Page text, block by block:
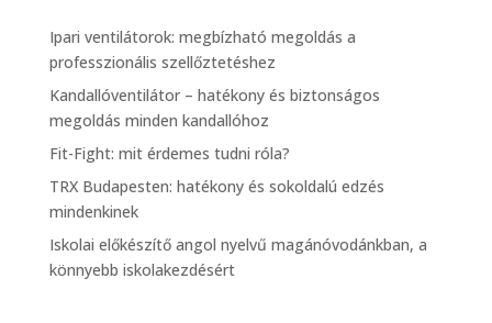
Ipari ventilátorok: megbízható megoldás a
professzionális szellőztetéshez
Kandallóventilátor – hatékony és biztonságos
megoldás minden kandallóhoz
Fit-Fight: mit érdemes tudni róla?
TRX Budapesten: hatékony és sokoldalú edzés
mindenkinek
Iskolai előkészítő angol nyelvű magánóvodánkban, a
könnyebb iskolakezdésért